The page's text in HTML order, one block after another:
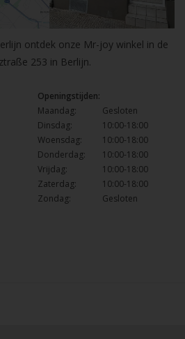
ontdek onze Mr-joy winkel in de
253 in Berlijn.
Openingstijden:
Maandag:
Gesloten
Dinsdag:
10:00-18:00
Woensdag:
10:00-18:00
Donderdag:
10:00-18:00
Vrijdag:
10:00-18:00
Zaterdag:
10:00-18:00
Zondag:
Gesloten